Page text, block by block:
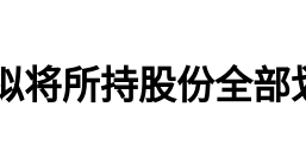
将所持股份全部